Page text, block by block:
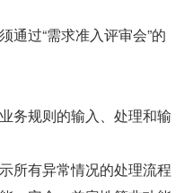
务规则的输入、处理和输
所有异常情况的处理流程